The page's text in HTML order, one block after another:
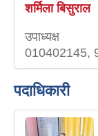
शर्मिला बिसुराल
उपाध्यक्ष
010402145,
पदाधिकारी